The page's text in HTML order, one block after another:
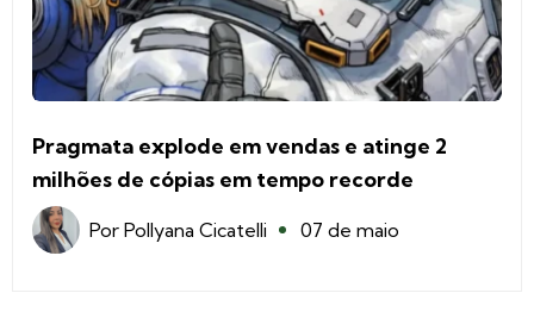
Pragmata explode em vendas e atinge 2
milhões de cópias em tempo recorde
Por Pollyana Cicatelli 07 de maio